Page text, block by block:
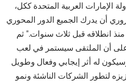
الإمارات العربية المتحدة ككل،
أن يدرك الجميع الدور المحوري
انطلاقه قبل ثلاث سنوات." ثم
على أن الملتقى سيستمر في لعب
له أثر إيجابي وفعال وطويل
لتطور الشركات الناشئة ونمو